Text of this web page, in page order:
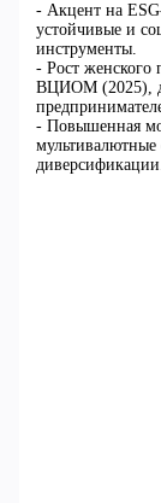
- Акцент на
устойчивые и
инструменты.
- Рост женского
ВЦИОМ (2025),
- Повышенная